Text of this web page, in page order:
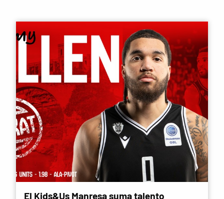
El Kids&Us Manresa suma talento